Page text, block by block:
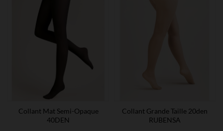
Collant Mat Semi-Opaque
40DEN
Collant Grande Taille 20den
RUBENSA